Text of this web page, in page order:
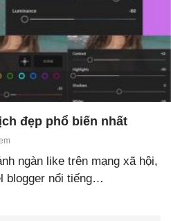
đẹp phổ biến nhất
ngàn like trên mạng xã hội,
blogger nổi tiếng…